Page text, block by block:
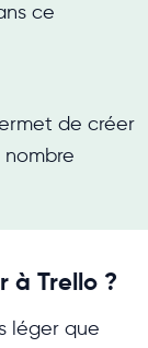
ce
de créer
nombre
à Trello ?
léger que